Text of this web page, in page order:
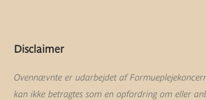
Disclaimer
Ovennævnte er udarbejdet af
kan ikke betragtes som en opfordring om eller